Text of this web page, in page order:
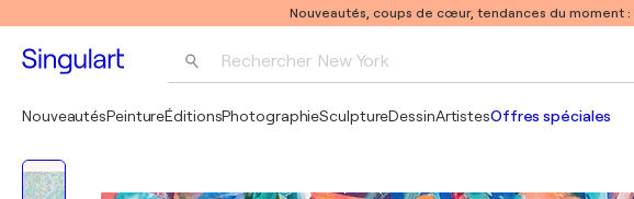
Nouveautés, coups de cœur, tendances du moment :
Rechercher New York
Pablo Picasso
NouveautésPeintureÉditionsPhotographieSculptureDessinArtistesOffres spéciales